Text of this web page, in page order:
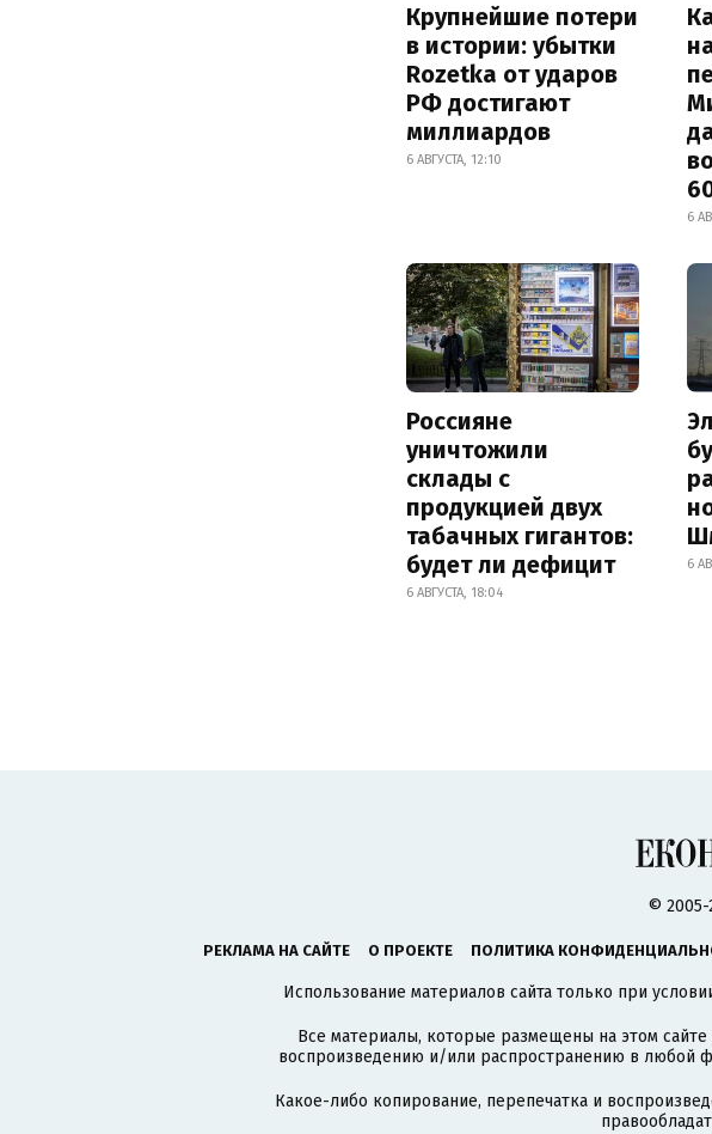
Крупнейшие потери
в истории: убытки
Rozetka от ударов
РФ достигают
миллиардов
6 АВГУСТА, 12:10
6
Россияне
уничтожили
склады с
продукцией двух
табачных гигантов:
будет ли дефицит
6 АВГУСТА, 18:04
6
©
РЕКЛАМА НА САЙТЕ О ПРОЕКТЕ ПОЛИТИКА
Использование материалов сайта только при
Все материалы, которые размещены на этом сайте
воспроизведению и/или распространению в любой
Какое-либо копирование, перепечатка и